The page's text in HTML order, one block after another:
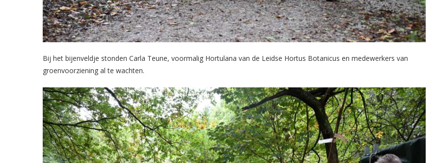
Bij het bijenveldje stonden Carla Teune, voormalig Hortulana van de Leidse Hortus Botanicus en medewerkers van
groenvoorziening al te wachten.